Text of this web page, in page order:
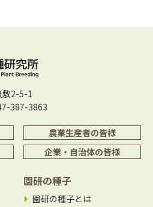
敷2-5-1
387-3863
農業生産者の皆様
企業・自治体の皆様
園研の種子
園研の種子とは